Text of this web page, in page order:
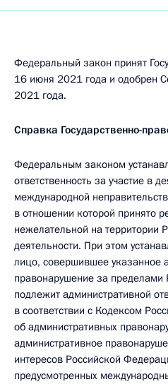
Федеральный закон принят
16 июня 2021 года и одобрен
2021 года.
Справка Государственно-
Федеральным законом
ответственность за участие в
международной
в отношении которой принято
нежелательной на территории
деятельности. При этом
лицо, совершившее указанное
правонарушение за
подлежит административной
в соответствии с Кодексом
об административных
административное
интересов Российской
предусмотренных